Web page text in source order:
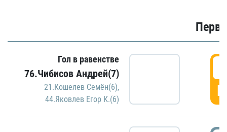
Гол в равенстве
76.Чибисов Андрей(7)
21.Кошелев Семён(6),
44.Яковлев Егор К.(6)